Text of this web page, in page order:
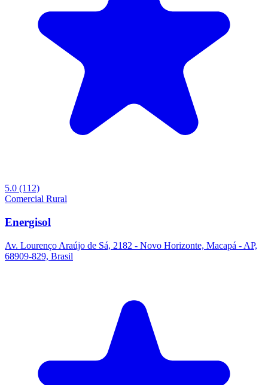
5.0 (112)
Comercial Rural
Energisol
Av. Lourenço Araújo de Sá, 2182 - Novo Horizonte, Macapá - AP,
68909-829, Brasil